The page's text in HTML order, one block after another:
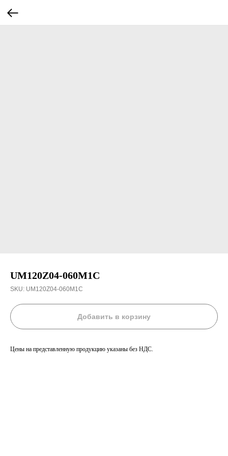
UM120Z04-060M1C
SKU: UM120Z04-060M1C
Добавить в корзину
Цены на представленную продукцию указаны без НДС.